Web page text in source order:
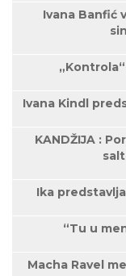
Ivana Banfić
Ivana Kindl
KANDŽIJA :
Ika
“Tu u
Macha Ravel